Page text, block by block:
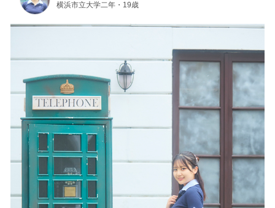
横浜市立大学二年・19歳